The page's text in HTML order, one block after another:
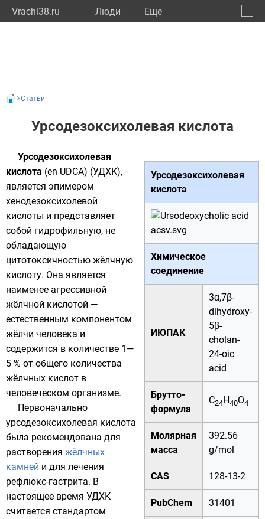
Vrachi38.ru Люди Eще
Статьи
Урсодезоксихолевая кислота
Урсодезоксихолевая
кислота
Химическое
соединение
ИЮПАК
3α,7β-
dihydroxy-
5β-
cholan-
24-oic
acid
Брутто-
формула
C24H40O4
Молярная
масса
392.56
g/mol
CAS 128-13-2
PubChem 31401
Урсодезоксихолевая
кислота (en UDCA) (УДХК),
является эпимером
хенодезоксихолевой
кислоты и представляет
собой гидрофильную, не
обладающую
цитотоксичностью жёлчную
кислоту. Она является
наименее агрессивной
жёлчной кислотой —
естественным компонентом
жёлчи человека и
содержится в количестве 1—
5 % от общего количества
жёлчных кислот в
человеческом организме.
Первоначально
урсодезоксихолевая кислота
была рекомендована для
растворения жёлчных
камней и для лечения
рефлюкс-гастрита. В
настоящее время УДХК
считается стандартом